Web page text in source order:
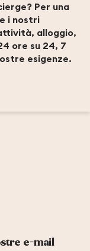
Per una
i nostri
alloggio,
ore su 24, 7
esigenze.
e-mail